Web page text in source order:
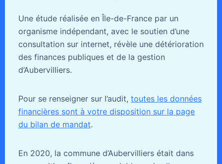
Une étude réalisée en Île-de-France par un
organisme indépendant, avec le soutien d’une
consultation sur internet, révèle une détérioration
des finances publiques et de la gestion
d’Aubervilliers.
Pour se renseigner sur l’audit, toutes les données
financières sont à votre disposition sur la page
du bilan de mandat.
En 2020, la commune d’Aubervilliers était dans